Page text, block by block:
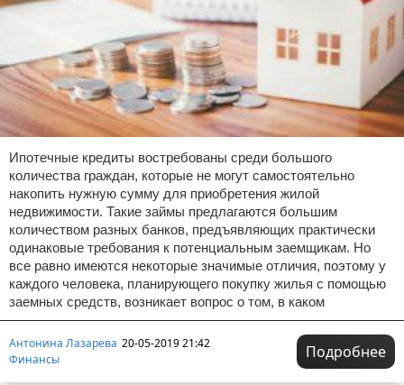
Ипотечные кредиты востребованы среди большого
количества граждан, которые не могут самостоятельно
накопить нужную сумму для приобретения жилой
недвижимости. Такие займы предлагаются большим
количеством разных банков, предъявляющих практически
одинаковые требования к потенциальным заемщикам. Но
все равно имеются некоторые значимые отличия, поэтому у
каждого человека, планирующего покупку жилья с помощью
заемных средств, возникает вопрос о том, в каком
Антонина Лазарева 20-05-2019 21:42
Финансы
Подробнее